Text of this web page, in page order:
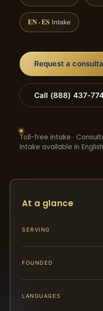
EN · ES Intake
Request a
Call (888) 437-
Toll-free intake ·
Intake available in
At a glance
SERVING
FOUNDED
LANGUAGES